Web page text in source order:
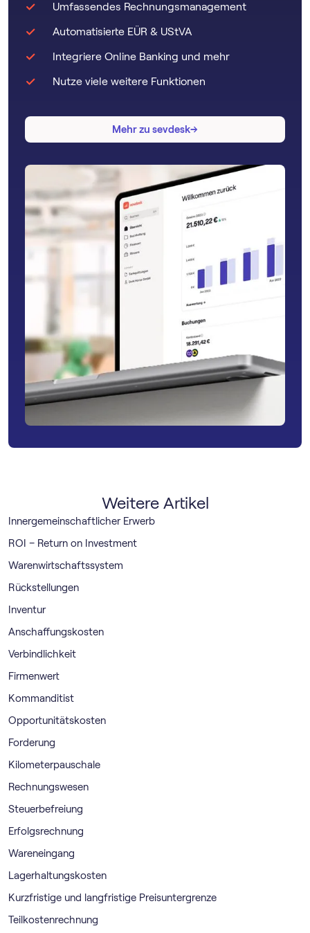
Umfassendes Rechnungsmanagement
Automatisierte EÜR & UStVA
Integriere Online Banking und mehr
Nutze viele weitere Funktionen
Mehr zu sevdesk→
→
Weitere Artikel
Innergemeinschaftlicher Erwerb
ROI – Return on Investment
Warenwirtschaftssystem
Rückstellungen
Inventur
Anschaffungskosten
Verbindlichkeit
Firmenwert
Kommanditist
Opportunitätskosten
Forderung
Kilometerpauschale
Rechnungswesen
Steuerbefreiung
Erfolgsrechnung
Wareneingang
Lagerhaltungskosten
Kurzfristige und langfristige Preisuntergrenze
Teilkostenrechnung